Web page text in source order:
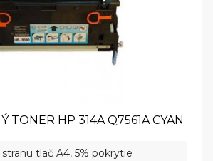
TONER HP 314A Q7561A CYAN
stranu tlač A4, 5% pokrytie